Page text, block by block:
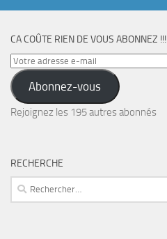
CA COÛTE RIEN DE VOUS ABONNEZ !!!
Votre
adresse
e-
mail
Abonnez-vous
Rejoignez les 195 autres abonnés
RECHERCHE
Rechercher :